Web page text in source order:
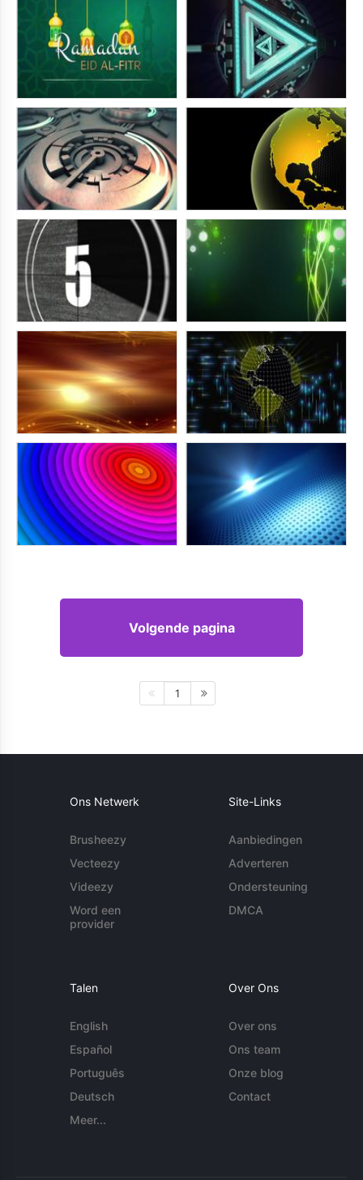
Volgende pagina
1
Ons Netwerk
Brusheezy
Vecteezy
Videezy
Word een
provider
Site-Links
Aanbiedingen
Adverteren
Ondersteuning
DMCA
Talen
English
Español
Português
Deutsch
Meer...
Over Ons
Over ons
Ons team
Onze blog
Contact